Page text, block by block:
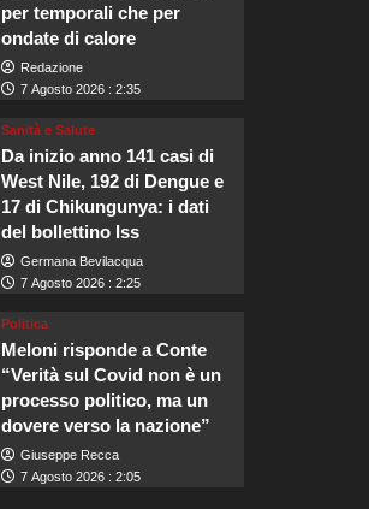
per temporali che per
ondate di calore
Redazione
7 Agosto 2026 : 2:35
Sanità e Salute
Da inizio anno 141 casi di
West Nile, 192 di Dengue e
17 di Chikungunya: i dati
del bollettino Iss
Germana Bevilacqua
7 Agosto 2026 : 2:25
Politica
Meloni risponde a Conte
“Verità sul Covid non è un
processo politico, ma un
dovere verso la nazione”
Giuseppe Recca
7 Agosto 2026 : 2:05